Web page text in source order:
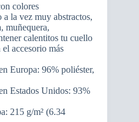
colores
la vez muy abstractos,
muñequera,
calentitos tu cuello
accesorio más
Europa: 96% poliéster,
Estados Unidos: 93%
215 g/m² (6.34